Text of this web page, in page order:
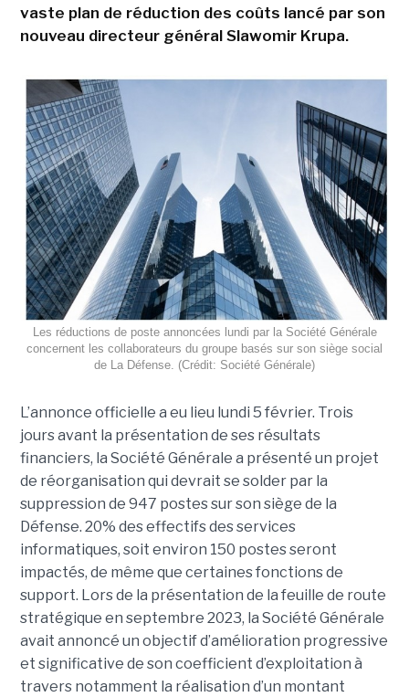
vaste plan de réduction des coûts lancé par son
nouveau directeur général Slawomir Krupa.
Les réductions de poste annoncées lundi par la Société Générale
concernent les collaborateurs du groupe basés sur son siège social
de La Défense. (Crédit: Société Générale)
L’annonce officielle a eu lieu lundi 5 février. Trois
jours avant la présentation de ses résultats
financiers, la Société Générale a présenté un projet
de réorganisation qui devrait se solder par la
suppression de 947 postes sur son siège de la
Défense. 20% des effectifs des services
informatiques, soit environ 150 postes seront
impactés, de même que certaines fonctions de
support. Lors de la présentation de la feuille de route
stratégique en septembre 2023, la Société Générale
avait annoncé un objectif d’amélioration progressive
et significative de son coefficient d’exploitation à
travers notamment la réalisation d’un montant